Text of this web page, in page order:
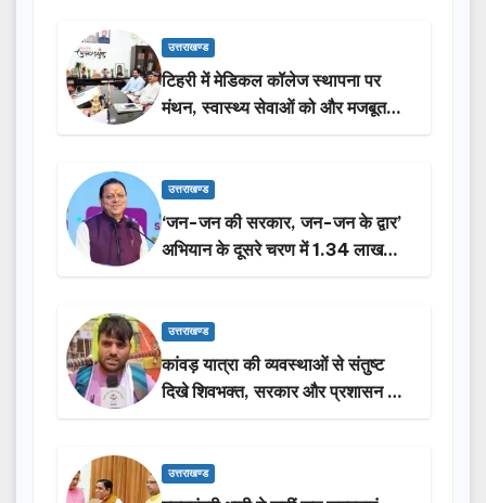
उत्तराखण्ड
टिहरी में मेडिकल कॉलेज स्थापना पर
मंथन, स्वास्थ्य सेवाओं को और मजबूत
करेगी सरकार: मुख्यमंत्री धामी…
उत्तराखण्ड
‘जन-जन की सरकार, जन-जन के द्वार’
अभियान के दूसरे चरण में 1.34 लाख
लोगों की भागीदारी…
उत्तराखण्ड
कांवड़ यात्रा की व्यवस्थाओं से संतुष्ट
दिखे शिवभक्त, सरकार और प्रशासन की
सराहना…
उत्तराखण्ड